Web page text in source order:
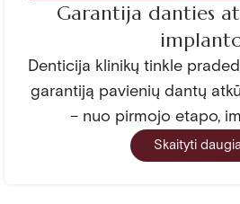
Garantija danties
Denticija klinikų tinkle
garantiją pavienių dantų
– nuo pirmojo etapo,
Skaityti